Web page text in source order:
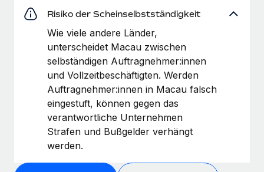
Risiko der Scheinselbstständigkeit
Wie viele andere Länder,
unterscheidet Macau zwischen
selbständigen Auftragnehmer:innen
und Vollzeitbeschäftigten. Werden
Auftragnehmer:innen in Macau falsch
eingestuft, können gegen das
verantwortliche Unternehmen
Strafen und Bußgelder verhängt
werden.